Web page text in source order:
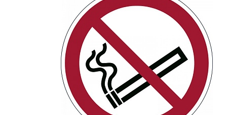
Мы рекомендуем